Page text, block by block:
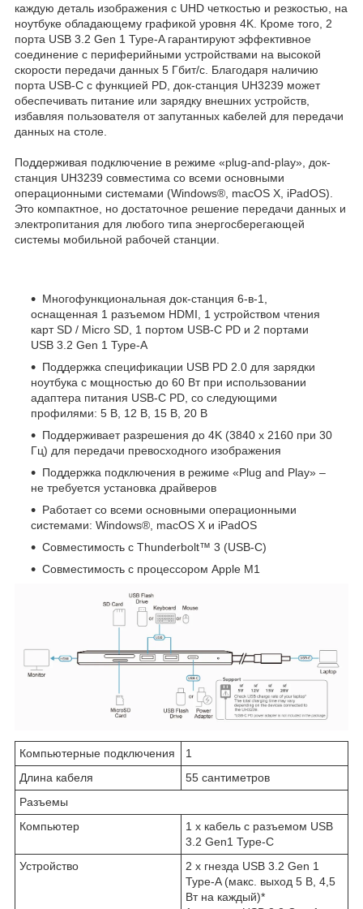
каждую деталь изображения с UHD четкостью и резкостью, на
ноутбуке обладающему графикой уровня 4K. Кроме того, 2
порта USB 3.2 Gen 1 Type-A гарантируют эффективное
соединение с периферийными устройствами на высокой
скорости передачи данных 5 Гбит/с. Благодаря наличию
порта USB-C с функцией PD, док-станция UH3239 может
обеспечивать питание или зарядку внешних устройств,
избавляя пользователя от запутанных кабелей для передачи
данных на столе.
Поддерживая подключение в режиме «plug-and-play», док-
станция UH3239 совместима со всеми основными
операционными системами (Windows®, macOS X, iPadOS).
Это компактное, но достаточное решение передачи данных и
электропитания для любого типа энергосберегающей
системы мобильной рабочей станции.
Многофункциональная док-станция 6-в-1,
оснащенная 1 разъемом HDMI, 1 устройством чтения
карт SD / Micro SD, 1 портом USB-C PD и 2 портами
USB 3.2 Gen 1 Type-A
Поддержка спецификации USB PD 2.0 для зарядки
ноутбука с мощностью до 60 Вт при использовании
адаптера питания USB-C PD, со следующими
профилями: 5 В, 12 В, 15 В, 20 В
Поддерживает разрешения до 4K (3840 x 2160 при 30
Гц) для передачи превосходного изображения
Поддержка подключения в режиме «Plug and Play» –
не требуется установка драйверов
Работает со всеми основными операционными
системами: Windows®, macOS X и iPadOS
Совместимость с Thunderbolt™ 3 (USB-C)
Совместимость с процессором Apple M1
Компьютерные подключения
1
Длина кабеля
55 сантиметров
Разъемы
Компьютер
1 x кабель с разъемом USB
3.2 Gen1 Type-C
Устройство
2 x гнезда USB 3.2 Gen 1
Type-A (макс. выход 5 В, 4,5
Вт на каждый)*